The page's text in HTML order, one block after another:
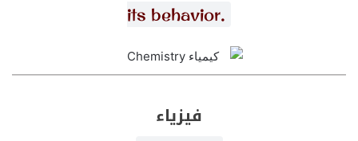
its behavior.
فيزياء